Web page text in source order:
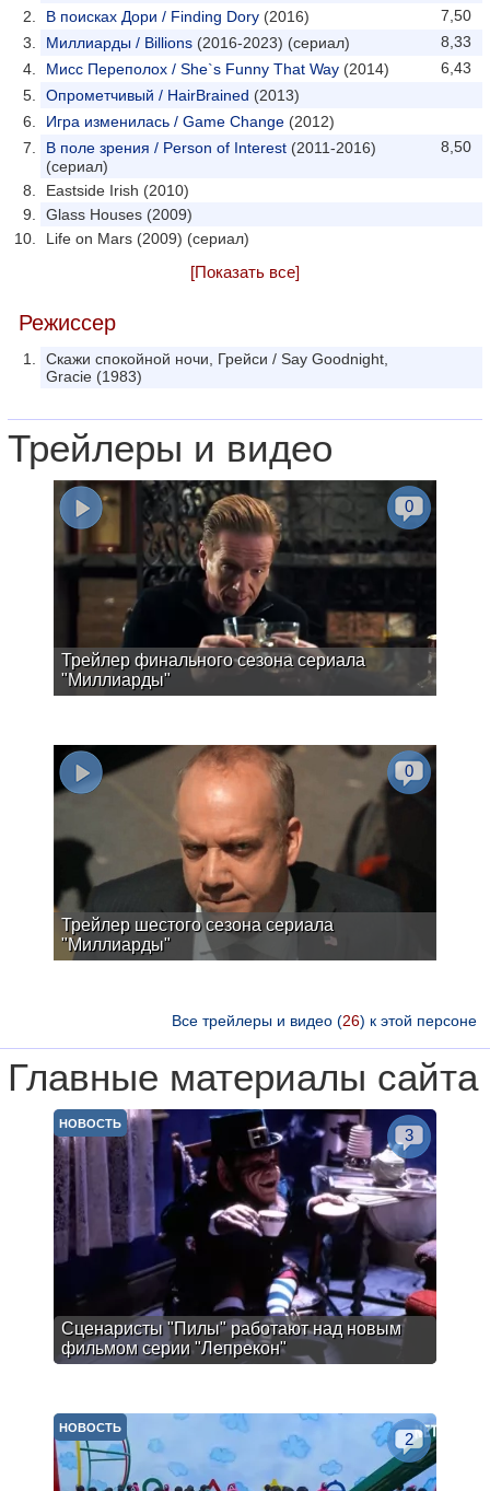
7,50
В поисках Дори / Finding Dory (2016)
8,33
Миллиарды / Billions (2016-2023) (сериал)
6,43
Мисс Переполох / She`s Funny That Way (2014)
Опрометчивый / HairBrained (2013)
Игра изменилась / Game Change (2012)
8,50
В поле зрения / Person of Interest (2011-2016)
(сериал)
Eastside Irish (2010)
Glass Houses (2009)
Life on Mars (2009) (сериал)
[Показать все]
Режиссер
Скажи спокойной ночи, Грейси / Say Goodnight,
Gracie (1983)
Трейлеры и видео
Трейлер финального сезона сериала
"Миллиарды"
0
Трейлер шестого сезона сериала
"Миллиарды"
0
Все трейлеры и видео (26) к этой персоне
Главные материалы сайта
Сценаристы "Пилы" работают над новым
фильмом серии "Лепрекон"
НОВОСТЬ
3
НОВОСТЬ
2